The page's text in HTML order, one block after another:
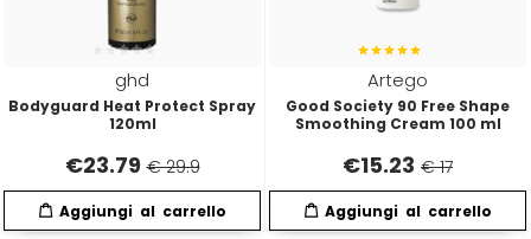
ghd
Bodyguard Heat Protect Spray
120ml
€23.79 € 29.9
Artego
Good Society 90 Free Shape
Smoothing Cream 100 ml
€15.23 € 17